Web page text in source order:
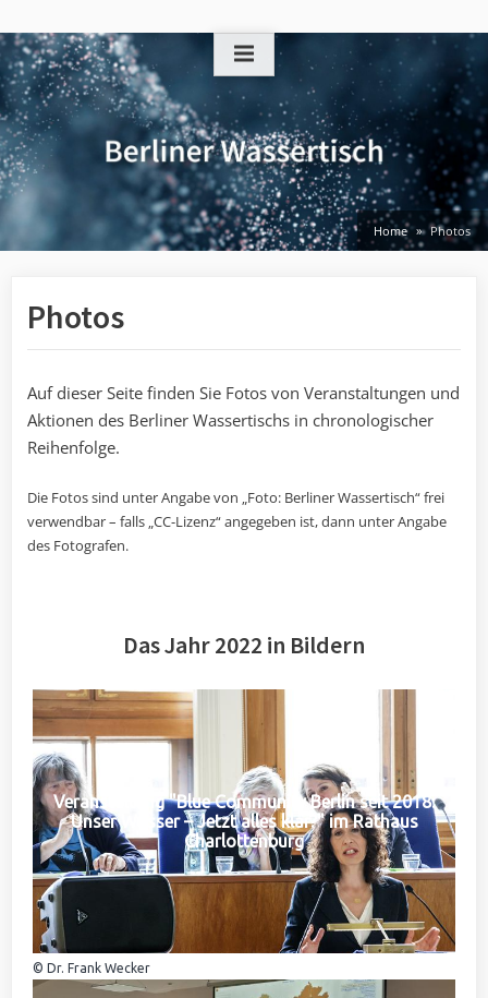
to
content
Home Photos
Photos
Auf dieser Seite finden Sie Fotos von Veranstaltungen und
Aktionen des Berliner Wassertischs in chronologischer
Reihenfolge.
Die Fotos sind unter Angabe von „Foto: Berliner Wassertisch“ frei
verwendbar – falls „CC-Lizenz“ angegeben ist, dann unter Angabe
des Fotografen.
Das Jahr 2022 in Bildern
Veranstaltung "Blue Community Berlin seit 2018:
Unser Wasser – Jetzt alles klar?" im Rathaus
Charlottenburg
© Dr. Frank Wecker